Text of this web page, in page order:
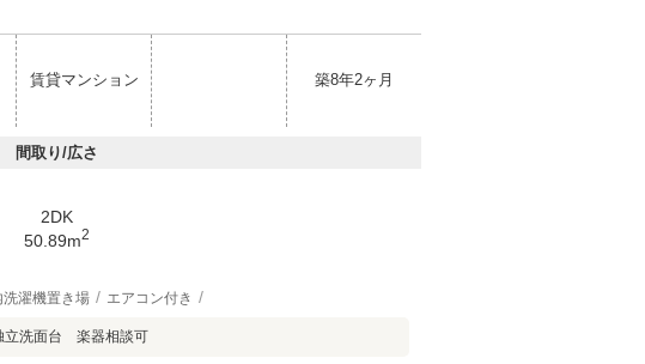
賃貸マンション 築8年2ヶ月
間取り/広さ
2DK
50.89m2
洗濯機置き場 エアコン付き
洗面台 楽器相談可